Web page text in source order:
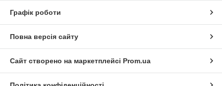
Графік роботи
Повна версія сайту
Сайт створено на маркетплейсі Prom.ua